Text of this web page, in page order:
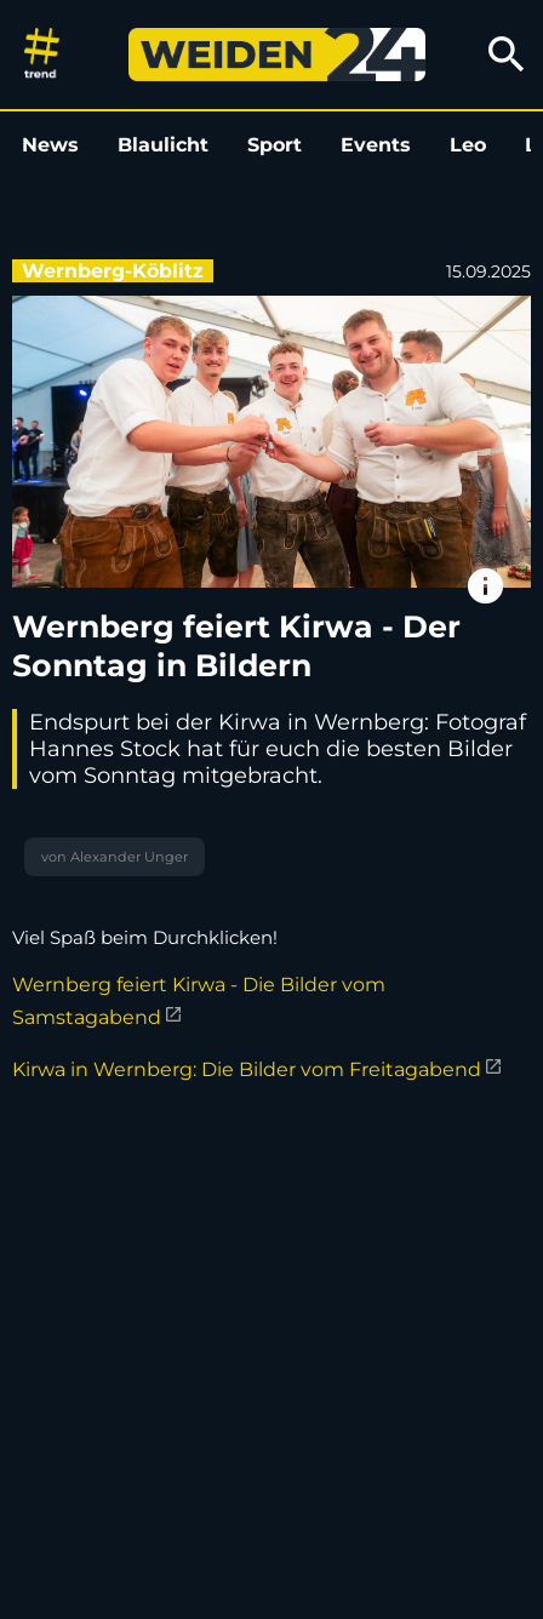
Wernberg feiert Kirwa - Der
search
News Blaulicht Sport Events Leo
Wernberg-Köblitz 15.09.2025
info
Wernberg feiert Kirwa - Der
Sonntag in Bildern
Endspurt bei der Kirwa in Wernberg: Fotograf
Hannes Stock hat für euch die besten Bilder
vom Sonntag mitgebracht.
von Alexander Unger
Viel Spaß beim Durchklicken!
Wernberg feiert Kirwa - Die Bilder vom
Samstagabend
Kirwa in Wernberg: Die Bilder vom Freitagabend